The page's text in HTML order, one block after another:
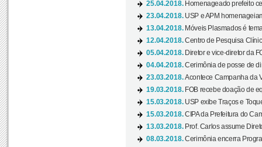
25.04.2018. Homenageado prefeito
23.04.2018. USP e APM
13.04.2018. Móveis Plasmados é
12.04.2018.Centro de Pesquisa
05.04.2018. Diretor e vice-diretor da
04.04.2018.Cerimônia de posse de
23.03.2018.Acontece Campanha da
19.03.2018. FOB recebe doação de
15.03.2018. USP exibe Traços e
15.03.2018.CIPA da Prefeitura do
13.03.2018. Prof. Carlos assume
08.03.2018.Cerimônia encerra